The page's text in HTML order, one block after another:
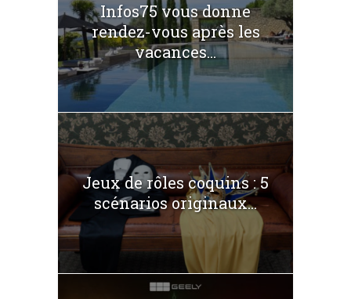
Infos75 vous donne
rendez-vous après les
vacances...
Jeux de rôles coquins : 5
scénarios originaux...